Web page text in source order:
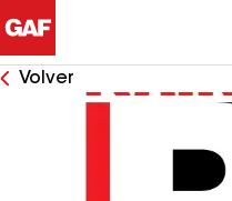
Volver